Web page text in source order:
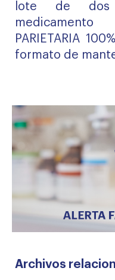
Archivos
lote de dos
PARIETARIA
formato de